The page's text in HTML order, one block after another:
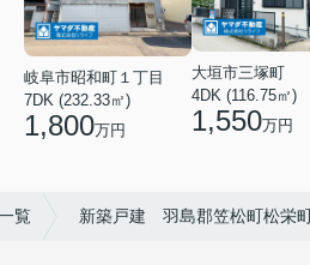
岐阜市昭和町１丁目
7DK (232.33㎡)
1,800万円
大垣市三塚町
4DK (116.75㎡)
1,550万円
覧 新築戸建 羽島郡笠松町松